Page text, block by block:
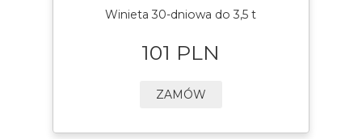
Winieta 30-dniowa do 3,5 t
101 PLN
ZAMÓW